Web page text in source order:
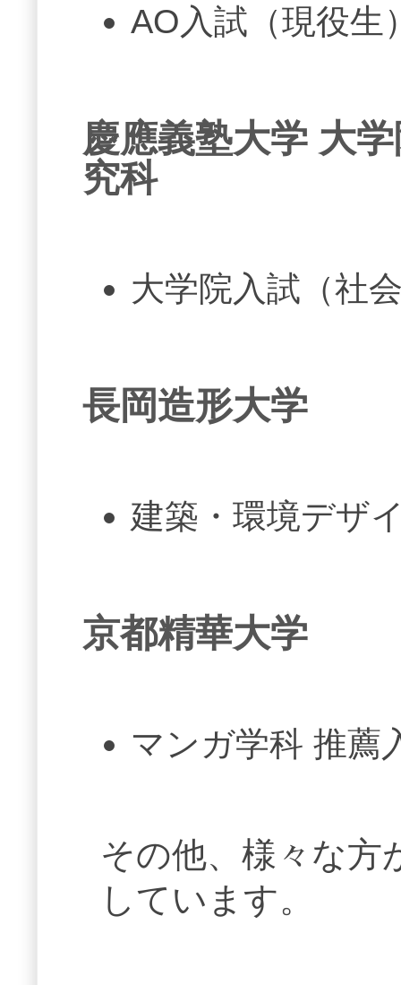
AO入試（現役生
慶應義塾大学 大
究科
大学院入試（社
長岡造形大学
建築・環境デザ
京都精華大学
マンガ学科 推薦
その他、様々な方
しています。